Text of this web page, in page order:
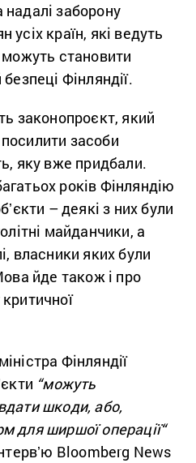
заборону
країн, які ведуть
можуть становити
Фінляндії.
законопроєкт, який
засоби
яку вже придбали.
років Фінляндію
– деякі з них були
майданчики, а
власники яких були
йде також і про
Фінляндії
“можуть
шкоди, або,
для ширшої операції“
Bloomberg News